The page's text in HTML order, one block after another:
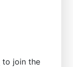
to join the